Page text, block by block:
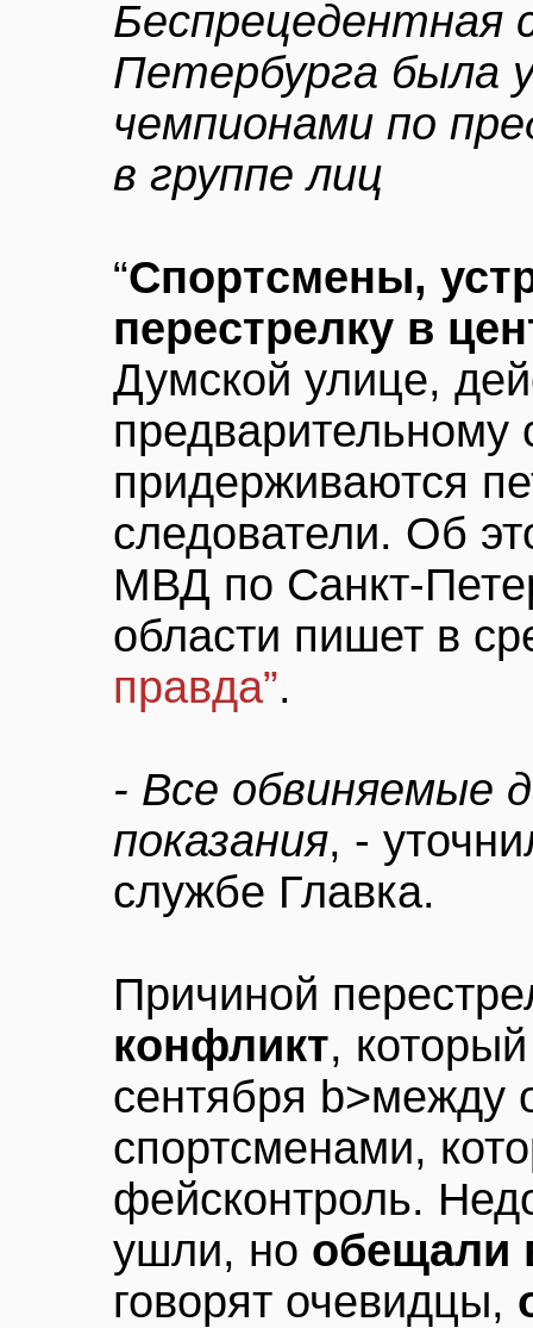
Беспрецедентная
Петербурга была
чемпионами по
в группе лиц
“Спортсмены,
перестрелку в
Думской улице,
предварительному
придерживаются
следователи. Об
МВД по Санкт-
области пишет в
правда”.
- Все обвиняемые
показания, -
службе Главка.
Причиной
конфликт,
сентября b>между
спортсменами,
фейсконтроль.
ушли, но обещали
говорят очевидцы,